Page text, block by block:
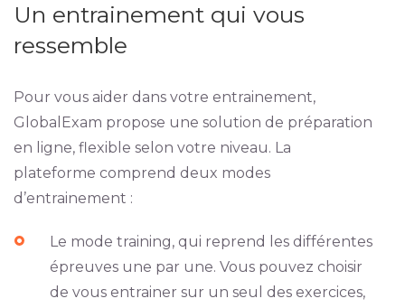
Un entrainement qui vous
ressemble
Pour vous aider dans votre entrainement,
GlobalExam propose une solution de préparation
en ligne, flexible selon votre niveau. La
plateforme comprend deux modes
d’entrainement :
Le mode training, qui reprend les différentes
épreuves une par une. Vous pouvez choisir
de vous entrainer sur un seul des exercices,